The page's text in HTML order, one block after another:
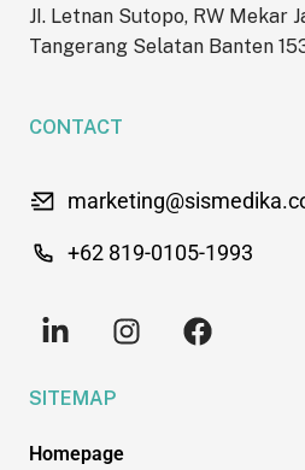
JI. Letnan Sutopo, RW Mekar
Tangerang Selatan Banten
CONTACT
+62 819-0105-1993
SITEMAP
Homepage